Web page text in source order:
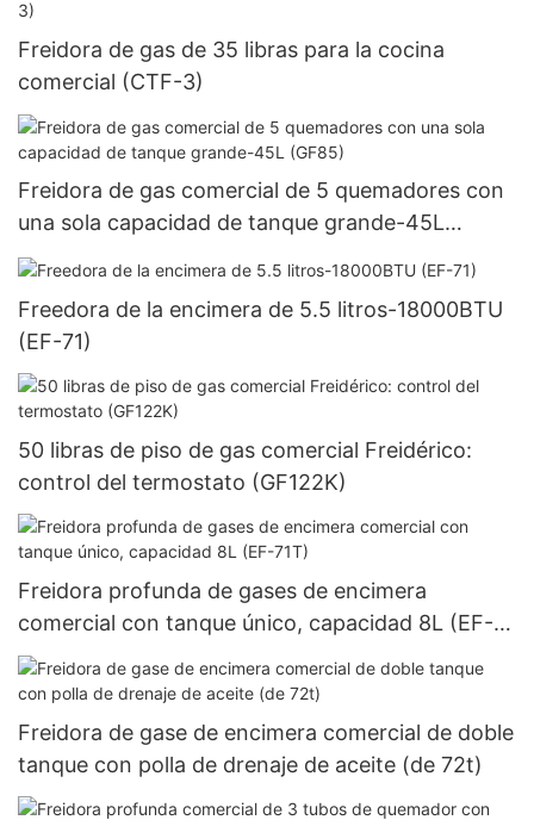
Freidora de gas de 35 libras para la cocina
comercial (CTF-3)
Freidora de gas comercial de 5 quemadores con
una sola capacidad de tanque grande-45L
(GF85)
Freedora de la encimera de 5.5 litros-18000BTU
(EF-71)
50 libras de piso de gas comercial Freidérico:
control del termostato (GF122K)
Freidora profunda de gases de encimera
comercial con tanque único, capacidad 8L (EF-
71T)
Freidora de gase de encimera comercial de doble
tanque con polla de drenaje de aceite (de 72t)